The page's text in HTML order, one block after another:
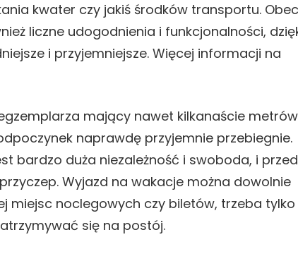
kwater czy jakiś środków transportu.
liczne udogodnienia i funkcjonalności,
i przyjemniejsze. Więcej informacji na
mający nawet kilkanaście metrów
naprawdę przyjemnie przebiegnie.
bardzo duża niezależność i swoboda, i
Wyjazd na wakacje można dowolnie
miejsc noclegowych czy biletów, trzeba tylko
się na postój.